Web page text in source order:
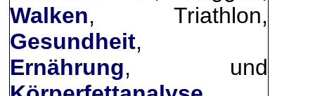
Walken, Triathlon,
Gesundheit,
Ernährung, und